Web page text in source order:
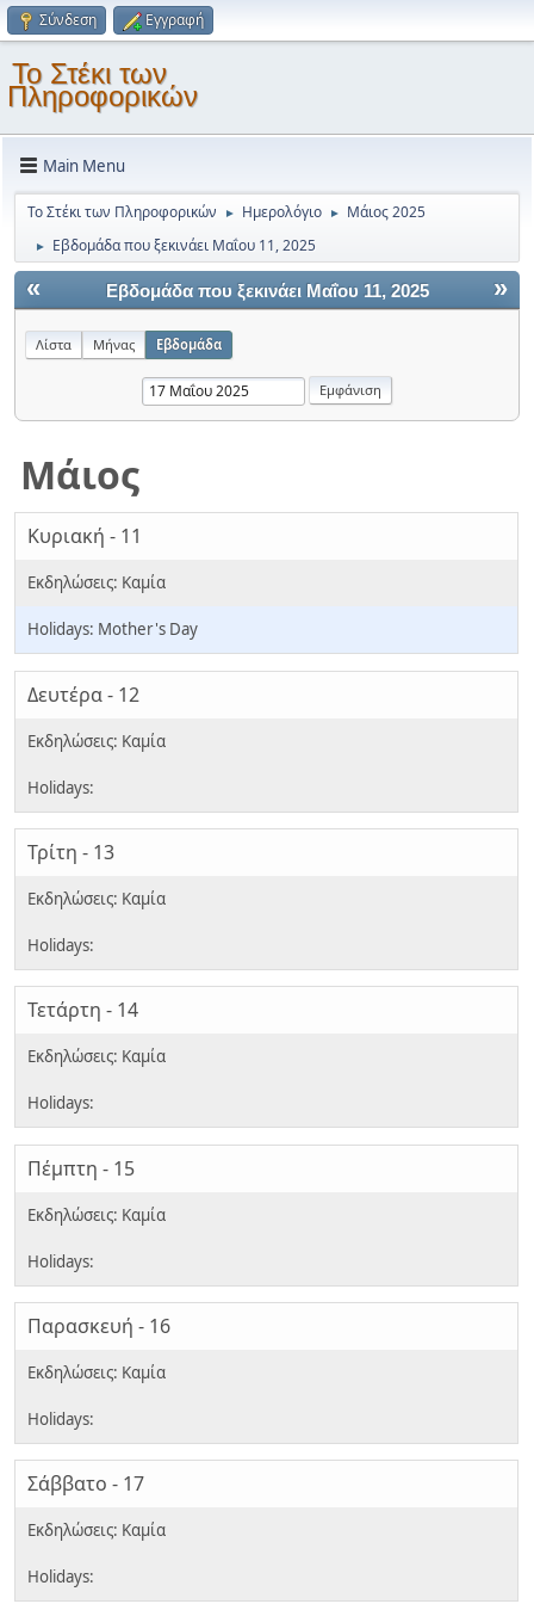
Σύνδεση Εγγραφή
Το Στέκι των
Πληροφορικών
Main Menu
Το Στέκι των Πληροφορικών ► Ημερολόγιο ► Μάιος 2025
► Εβδομάδα που ξεκινάει Μαΐου 11, 2025
« »
Εβδομάδα που ξεκινάει Μαΐου 11, 2025
Λίστα Μήνας Εβδομάδα
Μάιος
Κυριακή - 11
Mother's Day
Δευτέρα - 12
Τρίτη - 13
Τετάρτη - 14
Πέμπτη - 15
Παρασκευή - 16
Σάββατο - 17